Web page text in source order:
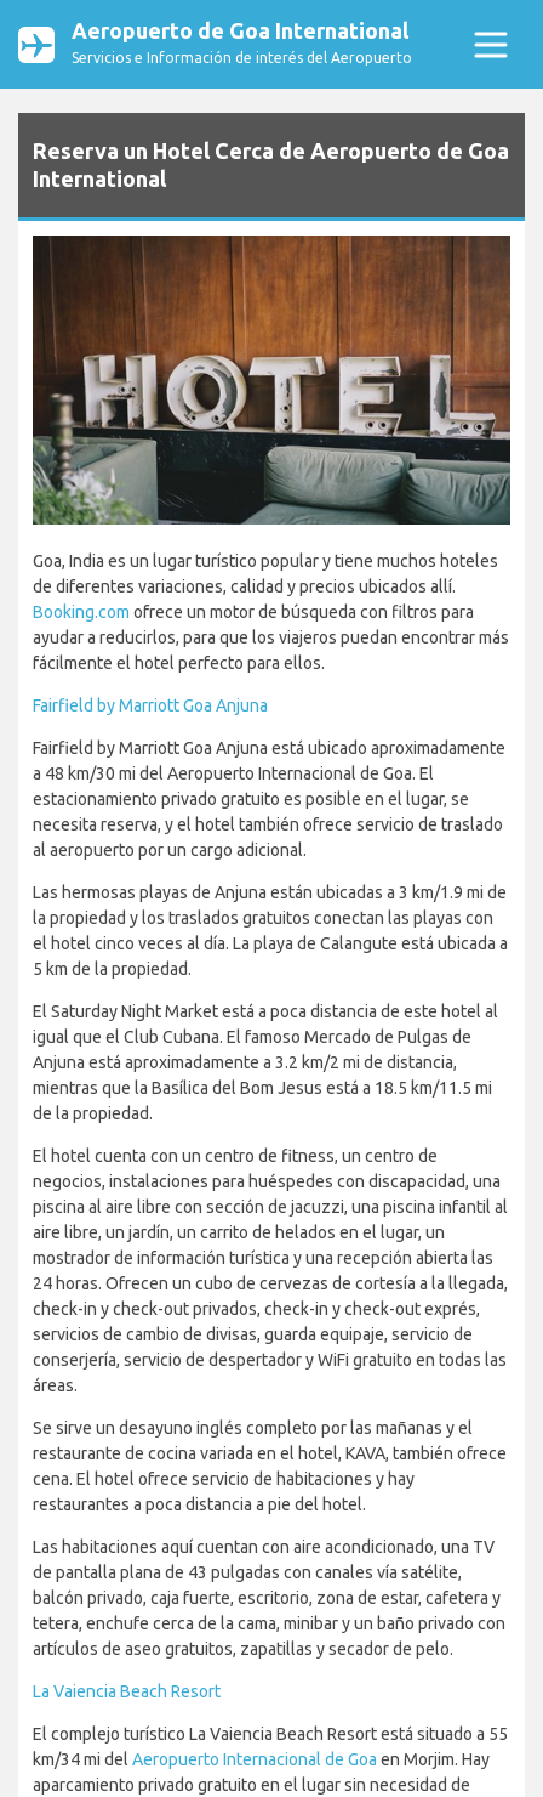
Aeropuerto de Goa International
Servicios e Información de interés del Aeropuerto
Reserva un Hotel Cerca de Aeropuerto de Goa
International
Goa, India es un lugar turístico popular y tiene muchos hoteles
de diferentes variaciones, calidad y precios ubicados allí.
Booking.com ofrece un motor de búsqueda con filtros para
ayudar a reducirlos, para que los viajeros puedan encontrar más
fácilmente el hotel perfecto para ellos.
Fairfield by Marriott Goa Anjuna
Fairfield by Marriott Goa Anjuna está ubicado aproximadamente
a 48 km/30 mi del Aeropuerto Internacional de Goa. El
estacionamiento privado gratuito es posible en el lugar, se
necesita reserva, y el hotel también ofrece servicio de traslado
al aeropuerto por un cargo adicional.
Las hermosas playas de Anjuna están ubicadas a 3 km/1.9 mi de
la propiedad y los traslados gratuitos conectan las playas con
el hotel cinco veces al día. La playa de Calangute está ubicada a
5 km de la propiedad.
El Saturday Night Market está a poca distancia de este hotel al
igual que el Club Cubana. El famoso Mercado de Pulgas de
Anjuna está aproximadamente a 3.2 km/2 mi de distancia,
mientras que la Basílica del Bom Jesus está a 18.5 km/11.5 mi
de la propiedad.
El hotel cuenta con un centro de fitness, un centro de
negocios, instalaciones para huéspedes con discapacidad, una
piscina al aire libre con sección de jacuzzi, una piscina infantil al
aire libre, un jardín, un carrito de helados en el lugar, un
mostrador de información turística y una recepción abierta las
24 horas. Ofrecen un cubo de cervezas de cortesía a la llegada,
check-in y check-out privados, check-in y check-out exprés,
servicios de cambio de divisas, guarda equipaje, servicio de
conserjería, servicio de despertador y WiFi gratuito en todas las
áreas.
Se sirve un desayuno inglés completo por las mañanas y el
restaurante de cocina variada en el hotel, KAVA, también ofrece
cena. El hotel ofrece servicio de habitaciones y hay
restaurantes a poca distancia a pie del hotel.
Las habitaciones aquí cuentan con aire acondicionado, una TV
de pantalla plana de 43 pulgadas con canales vía satélite,
balcón privado, caja fuerte, escritorio, zona de estar, cafetera y
tetera, enchufe cerca de la cama, minibar y un baño privado con
artículos de aseo gratuitos, zapatillas y secador de pelo.
La Vaiencia Beach Resort
El complejo turístico La Vaiencia Beach Resort está situado a 55
km/34 mi del Aeropuerto Internacional de Goa en Morjim. Hay
aparcamiento privado gratuito en el lugar sin necesidad de